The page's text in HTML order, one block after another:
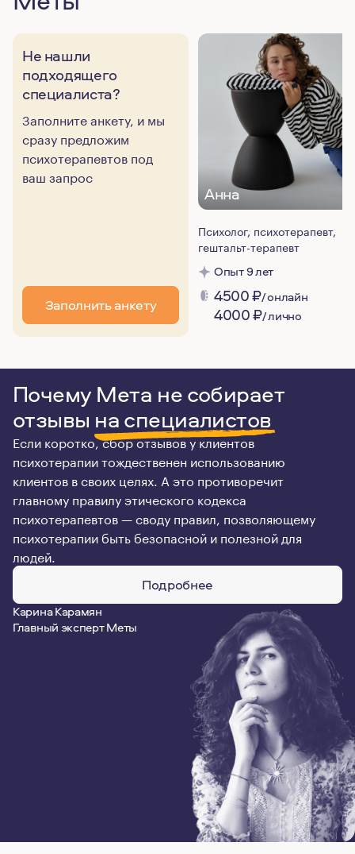
Не нашли
подходящего
специалиста?
Заполните анкету, и мы
сразу предложим
психотерапевтов под
ваш запрос
Заполнить анкету
Анна
Психолог, психотерапевт,
гештальт-терапевт
Опыт 9 лет
4500₽/ онлайн
4000₽/ лично
Почему Мета не собирает
отзывы на специалистов
Если коротко, сбор отзывов у клиентов
психотерапии тождественен использованию
клиентов в своих целях. А это противоречит
главному правилу этического кодекса
психотерапевтов — своду правил, позволяющему
психотерапии быть безопасной и полезной для
людей.
Подробнее
Карина Карамян
Главный эксперт Меты